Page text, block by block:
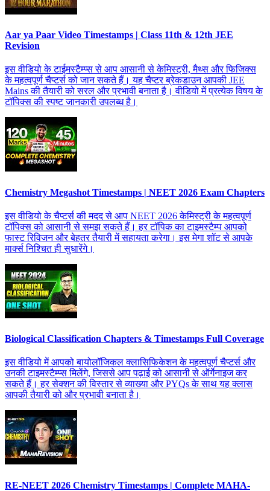
Aar ya Paar Video Timestamps | Class 11th & 12th JEE
Revision
इस वीडियो के टाईमस्टैम्प्स से आप आसानी से केमिस्ट्री, मैथ्स और फिजिक्स
के महत्वपूर्ण चैप्टर्स को जान सकते हैं। यह चैप्टर ब्रेकडाउन आपकी JEE
Mains की तैयारी को सरल और प्रभावी बनाता है। वीडियो में प्रत्येक विषय के
टॉपिक्स की स्पष्ट जानकारी उपलब्ध है।
Chemistry Megashot Timestamps | NEET 2026 Exam Chapters
इस वीडियो के चैप्टर्स की मदद से आप NEET 2026 केमिस्ट्री के महत्वपूर्ण
टॉपिक्स को आसानी से समझ सकते हैं। हर टॉपिक का टाइमस्टैम्प आपको
फास्ट रिविजन और बेहतर तैयारी में सहायता करेगा। इस मेगा शॉट से आपके
मार्क्स निश्चित ही सुधारेंगे।
Biological Classification Chapters & Timestamps Full Coverage
इस वीडियो में आपको बायोलॉजिकल क्लासिफिकेशन के महत्वपूर्ण चैप्टर्स और
उनकी टाइमस्टैम्प्स मिलेंगे, जिससे आप पढ़ाई को आसानी से ऑर्गेनाइज कर
सकते हैं। हर सेक्शन की विस्तार से व्याख्या और PYQs के साथ यह क्लास
आपकी तैयारी को और प्रभावी बनाता है।
RE-NEET 2026 Chemistry Timestamps | Complete MAHA-